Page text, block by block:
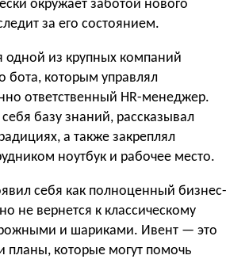
окружает заботой нового
за его состоянием.
одной из крупных компаний
бота, которым управлял
ответственный HR-менеджер.
базу знаний, рассказывал
а также закреплял
ноутбук и рабочее место.
себя как полноценный бизнес-
не вернется к классическому
и шариками. Ивент — это
планы, которые могут помочь